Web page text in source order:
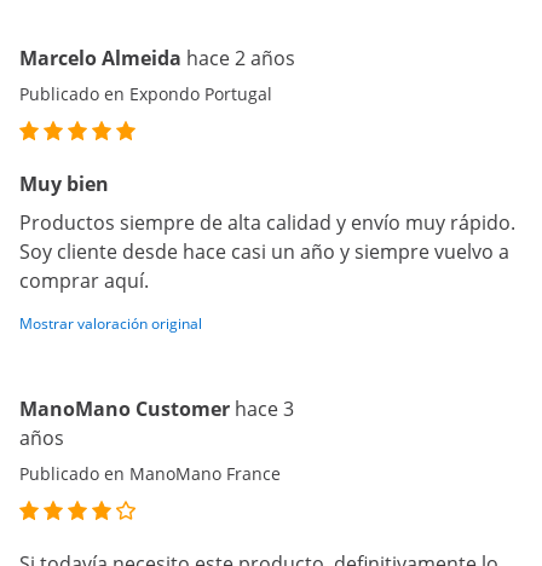
Marcelo Almeida hace 2 años
Publicado en Expondo Portugal
Muy bien
Productos siempre de alta calidad y envío muy rápido.
Soy cliente desde hace casi un año y siempre vuelvo a
comprar aquí.
Mostrar valoración original
ManoMano Customer hace 3
años
Publicado en ManoMano France